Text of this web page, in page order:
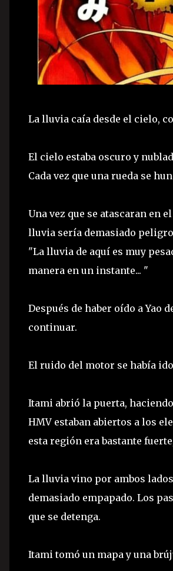
La lluvia caía desde el cielo,
El cielo estaba oscuro y
Cada vez que una rueda se
Una vez que se atascaran en
lluvia sería demasiado
"La lluvia de aquí es muy
manera en un instante... "
Después de haber oído a Yao
continuar.
El ruido del motor se había
Itami abrió la puerta,
HMV estaban abiertos a los
esta región era bastante
La lluvia vino por ambos
demasiado empapado. Los
que se detenga.
Itami tomó un mapa y una